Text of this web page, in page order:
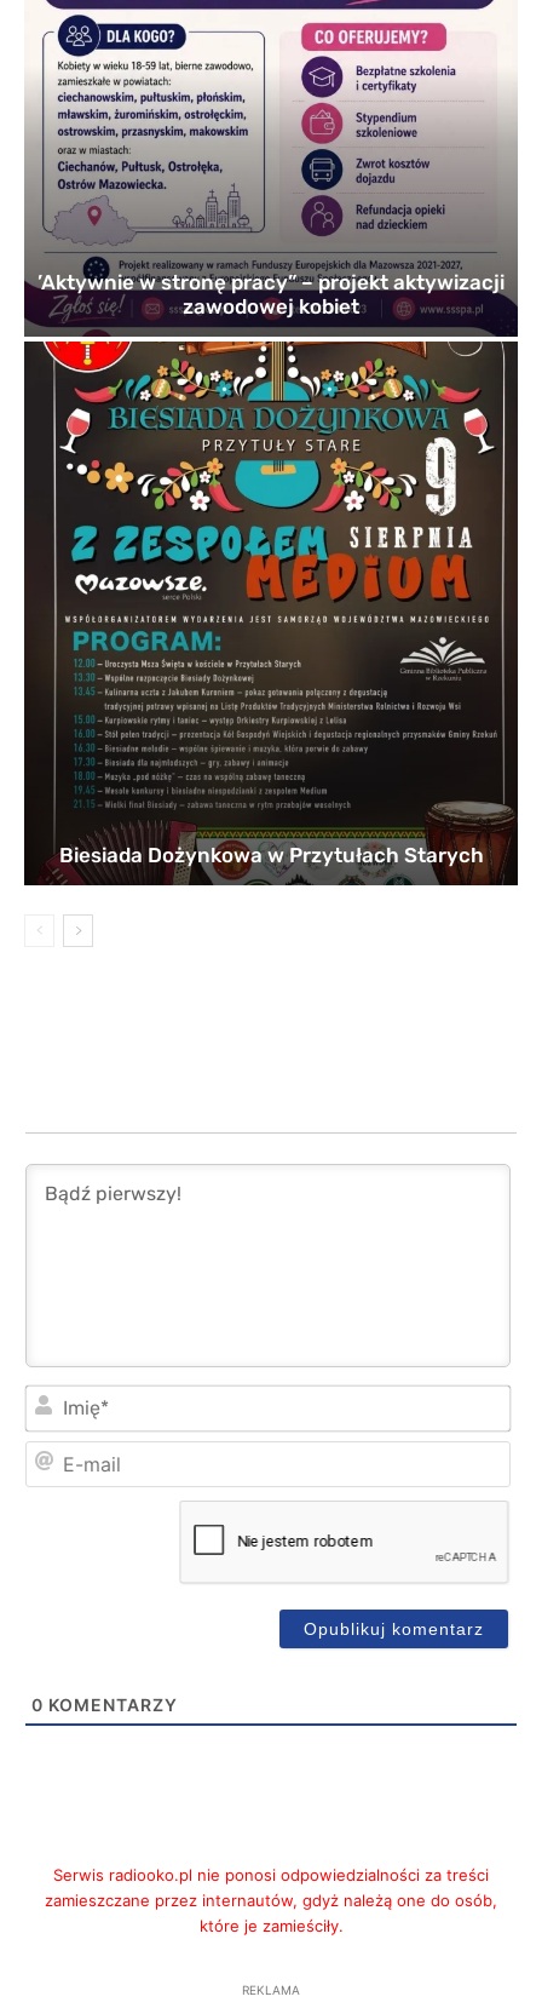
’Aktywnie w stronę pracy” – projekt aktywizacji
zawodowej kobiet
Biesiada Dożynkowa w Przytułach Starych
0 KOMENTARZY
Serwis radiooko.pl nie ponosi odpowiedzialności za treści
zamieszczane przez internautów, gdyż należą one do osób,
które je zamieściły.
REKLAMA